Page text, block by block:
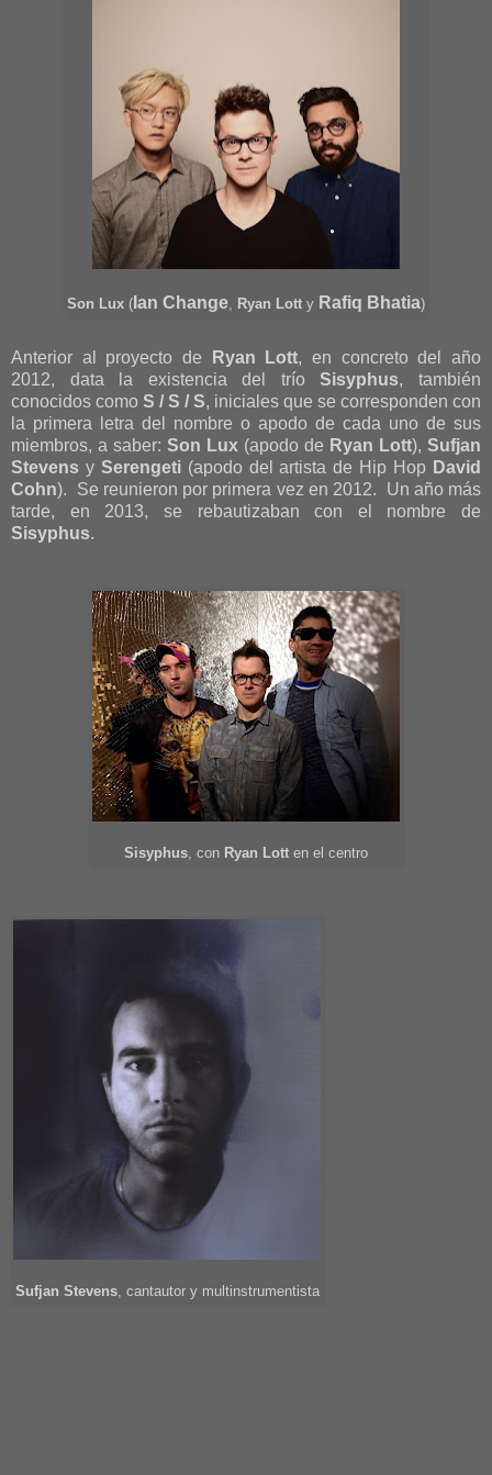
Son Lux ( Ian Change, Ryan Lott y Rafiq Bhatia)
Anterior al proyecto de Ryan Lott, en concreto del año
2012, data la existencia del tríoSisyphus, también
conocidos como S / S / S, iniciales que se corresponden con
la primera letra del nombre o apodo de cada uno de sus
miembros, a saber: Son Lux (apodo de Ryan Lott), Sufjan
Stevens y Serengeti (apodo del artista de Hip Hop David
Cohn). Se reunieron por primera vez en 2012. Un año más
tarde, en 2013, se rebautizaban con el nombre de
Sisyphus.
Sisyphus, con Ryan Lott en el centro
Sufjan Stevens, cantautor y multinstrumentista